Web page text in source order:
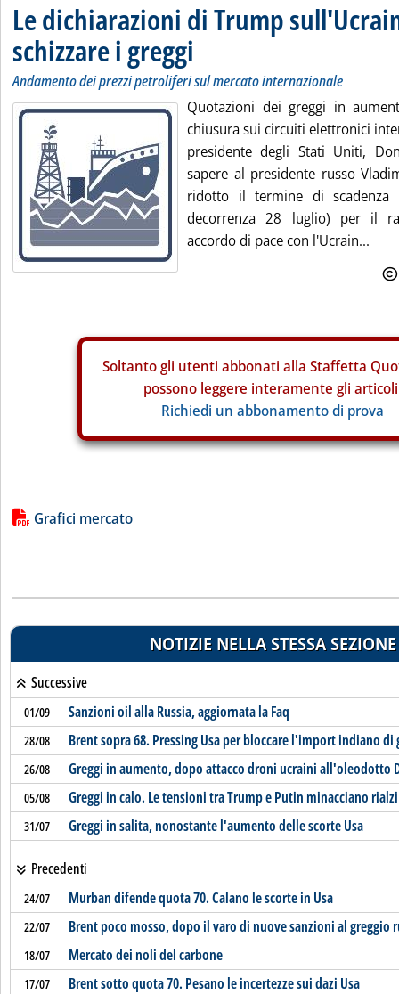
Le dichiarazioni di Trump
schizzare i greggi
Andamento dei prezzi petroliferi sul mercato internazionale
Quotazioni dei greggi in
chiusura sui circuiti elettronici
presidente degli Stati Uniti,
sapere al presidente russo
ridotto il termine di
decorrenza 28 luglio) per il
accordo di pace con l'Ucrain...
Soltanto gli utenti abbonati alla Staffetta
possono leggere interamente gli
Richiedi un abbonamento di prova
Lista allegati PDF alla notizia
Grafici mercato
NOTIZIE NELLA STESSA SEZIONE
Successive
01/09 Sanzioni oil alla Russia, aggiornata la Faq
28/08 Brent sopra 68. Pressing Usa per bloccare l'import indiano di
26/08 Greggi in aumento, dopo attacco droni ucraini all'oleodotto
05/08 Greggi in calo. Le tensioni tra Trump e Putin minacciano rialzi
31/07 Greggi in salita, nonostante l'aumento delle scorte Usa
Precedenti
24/07 Murban difende quota 70. Calano le scorte in Usa
22/07 Brent poco mosso, dopo il varo di nuove sanzioni al greggio
18/07 Mercato dei noli del carbone
17/07 Brent sotto quota 70. Pesano le incertezze sui dazi Usa